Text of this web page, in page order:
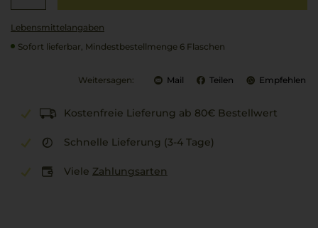
Lebensmittel­angaben
Sofort lieferbar, Mindestbestellmenge 6 Flaschen
Weitersagen: Mail Teilen Empfehlen
Kostenfreie Lieferung ab 80€ Bestellwert
Schnelle Lieferung (3-4 Tage)
Viele Zahlungsarten